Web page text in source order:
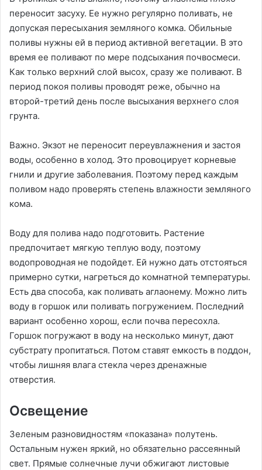
переносит засуху. Ее нужно регулярно поливать, не
допуская пересыхания земляного комка. Обильные
поливы нужны ей в период активной вегетации. В это
время ее поливают по мере подсыхания почвосмеси.
Как только верхний слой высох, сразу же поливают. В
период покоя поливы проводят реже, обычно на
второй-третий день после высыхания верхнего слоя
грунта.
Важно. Экзот не переносит переувлажнения и застоя
воды, особенно в холод. Это провоцирует корневые
гнили и другие заболевания. Поэтому перед каждым
поливом надо проверять степень влажности земляного
кома.
Воду для полива надо подготовить. Растение
предпочитает мягкую теплую воду, поэтому
водопроводная не подойдет. Ей нужно дать отстояться
примерно сутки, нагреться до комнатной температуры.
Есть два способа, как поливать аглаонему. Можно лить
воду в горшок или поливать погружением. Последний
вариант особенно хорош, если почва пересохла.
Горшок погружают в воду на несколько минут, дают
субстрату пропитаться. Потом ставят емкость в поддон,
чтобы лишняя влага стекла через дренажные
отверстия.
Освещение
Зеленым разновидностям «показана» полутень.
Остальным нужен яркий, но обязательно рассеянный
свет. Прямые солнечные лучи обжигают листовые